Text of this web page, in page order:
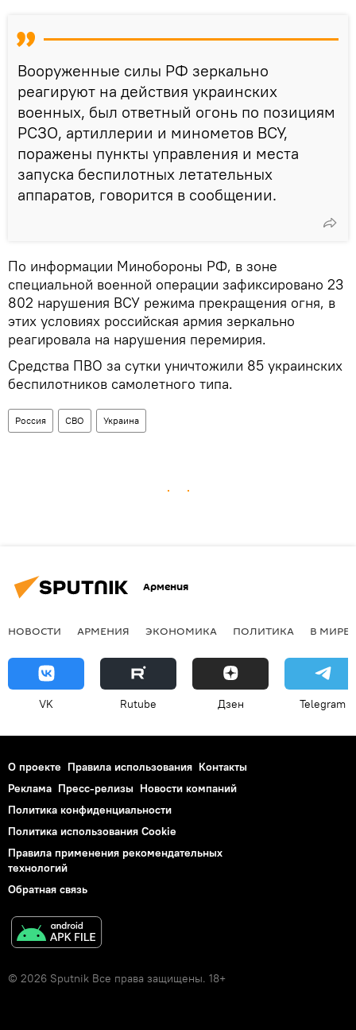
Вооруженные силы РФ зеркально
реагируют на действия украинских
военных, был ответный огонь по позициям
РСЗО, артиллерии и минометов ВСУ,
поражены пункты управления и места
запуска беспилотных летательных
аппаратов, говорится в сообщении.
По информации Минобороны РФ, в зоне
специальной военной операции зафиксировано 23
802 нарушения ВСУ режима прекращения огня, в
этих условиях российская армия зеркально
реагировала на нарушения перемирия.
Средства ПВО за сутки уничтожили 85 украинских
беспилотников самолетного типа.
Россия СВО Украина
Армения
НОВОСТИ АРМЕНИЯ ЭКОНОМИКА ПОЛИТИКА В МИРЕ
VK Rutube Дзен Telegram
О проекте Правила использования Контакты
Реклама Пресс-релизы Новости компаний
Политика конфиденциальности
Политика использования Cookie
Правила применения рекомендательных
технологий
Обратная связь
© 2026 Sputnik Все права защищены. 18+